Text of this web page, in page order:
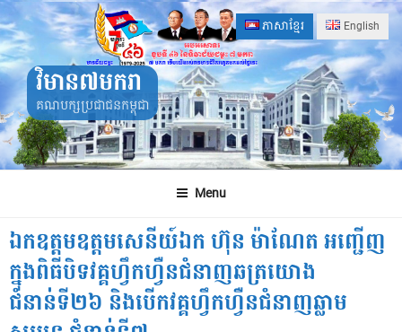
Skip
to
content
ភាសាខ្មែរ English
វិមាន៧មករា
គណបក្សប្រជាជនកម្ពុជា
Menu
ឯកឧត្តមឧត្តមសេនីយ៍ឯក ហ៊ុន ម៉ាណែត អញ្ជើញ
ក្នុងពិធីបិទវគ្គហ្វឹកហ្វឺនជំនាញឆត្រយោង
ជំនាន់ទី២៦ និងបេីកវគ្គហ្វឹកហ្វឺនជំនាញឆ្លាម